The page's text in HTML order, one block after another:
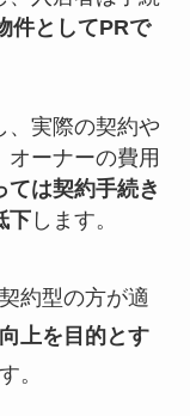
件としてPRで
実際の契約や
ーナーの費用
ては契約手続き
下します。
約型の方が適
上を目的とす
。